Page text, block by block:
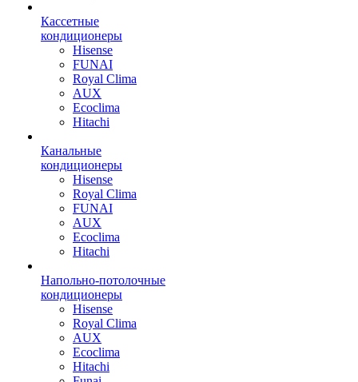
Кассетные
кондиционеры
Hisense
FUNAI
Royal Clima
AUX
Ecoclima
Hitachi
Канальные
кондиционеры
Hisense
Royal Clima
FUNAI
AUX
Ecoclima
Hitachi
Напольно-потолочные
кондиционеры
Hisense
Royal Clima
AUX
Ecoclima
Hitachi